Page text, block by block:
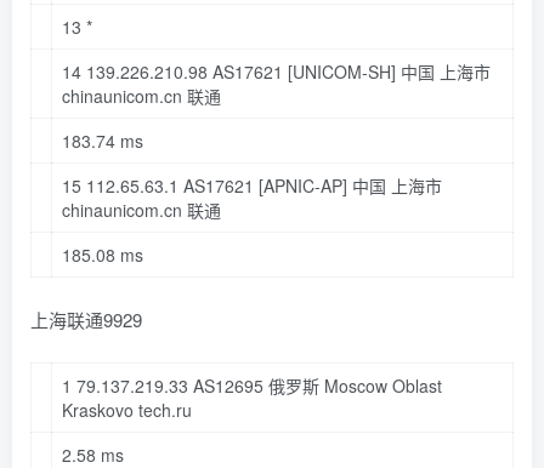
13 *
14 139.226.210.98 AS17621 [UNICOM-SH] 中国 上海市
chinaunicom.cn 联通
183.74 ms
15 112.65.63.1 AS17621 [APNIC-AP] 中国 上海市
chinaunicom.cn 联通
185.08 ms
上海联通9929
1 79.137.219.33 AS12695 俄罗斯 Moscow Oblast
Kraskovo tech.ru
2.58 ms